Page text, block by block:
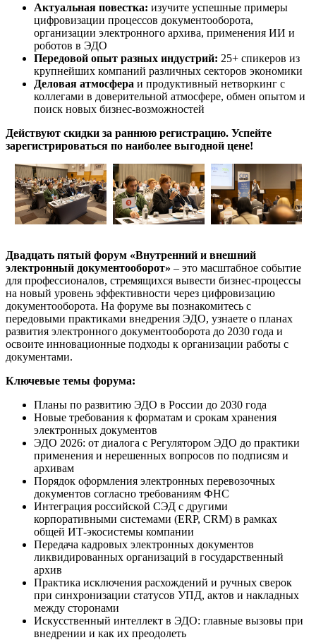
Актуальная повестка: изучите успешные примеры
цифровизации процессов документооборота,
организации электронного архива, применения ИИ и
роботов в ЭДО
Передовой опыт разных индустрий: 25+ спикеров из
крупнейших компаний различных секторов экономики
Деловая атмосфера и продуктивный нетворкинг с
коллегами в доверительной атмосфере, обмен опытом и
поиск новых бизнес-возможностей
Действуют скидки за раннюю регистрацию. Успейте
зарегистрироваться по наиболее выгодной цене!
Двадцать пятый форум «Внутренний и внешний
электронный документооборот» ‒ это масштабное событие
для профессионалов, стремящихся вывести бизнес-процессы
на новый уровень эффективности через цифровизацию
документооборота. На форуме вы познакомитесь с
передовыми практиками внедрения ЭДО, узнаете о планах
развития электронного документооборота до 2030 года и
освоите инновационные подходы к организации работы с
документами.
Ключевые темы форума:
Планы по развитию ЭДО в России до 2030 года
Новые требования к форматам и срокам хранения
электронных документов
ЭДО 2026: от диалога с Регулятором ЭДО до практики
применения и нерешенных вопросов по подписям и
архивам
Порядок оформления электронных перевозочных
документов согласно требованиям ФНС
Интеграция российской СЭД с другими
корпоративными системами (ERP, CRM) в рамках
общей ИТ-экосистемы компании
Передача кадровых электронных документов
ликвидированных организаций в государственный
архив
Практика исключения расхождений и ручных сверок
при синхронизации статусов УПД, актов и накладных
между сторонами
Искусственный интеллект в ЭДО: главные вызовы при
внедрении и как их преодолеть